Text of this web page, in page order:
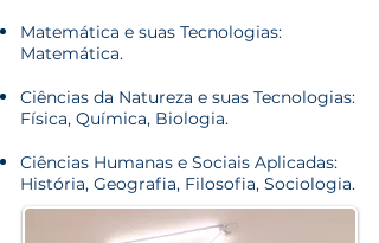
Matemática e suas Tecnologias:
Matemática.
Ciências da Natureza e suas Tecnologias:
Física, Química, Biologia.
Ciências Humanas e Sociais Aplicadas:
História, Geografia, Filosofia, Sociologia.